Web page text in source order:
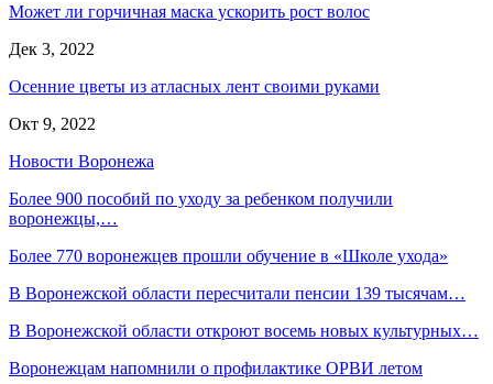
Может ли горчичная маска ускорить рост волос
Дек 3, 2022
Осенние цветы из атласных лент своими руками
Окт 9, 2022
Новости Воронежа
Более 900 пособий по уходу за ребенком получили
воронежцы,…
Более 770 воронежцев прошли обучение в «Школе ухода»
В Воронежской области пересчитали пенсии 139 тысячам…
В Воронежской области откроют восемь новых культурных…
Воронежцам напомнили о профилактике ОРВИ летом